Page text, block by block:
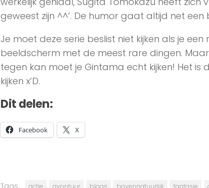
geweest zijn ^^’. De humor gaat altijd net
Je moet deze serie beslist niet kijken als je
beeldscherm met de meest rare dingen.
tegen kan moet je Gintama echt kijken! Het is
kijken x’D.
Dit delen:
Facebook X
Tags: actie avontuur blogs bovennatuurlijk fantasie